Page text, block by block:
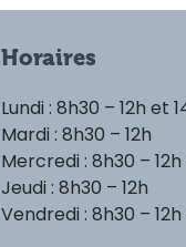
Horaires
Lundi : 8h30 – 12h et
Mardi : 8h30 – 12h
Mercredi : 8h30 – 12h
Jeudi : 8h30 – 12h
Vendredi : 8h30 – 12h